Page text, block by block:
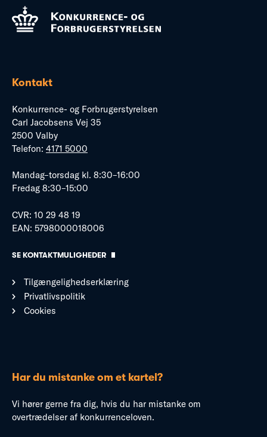
Kontakt
Konkurrence- og Forbrugerstyrelsen
Carl Jacobsens Vej 35
2500 Valby
Telefon: 4171 5000
Mandag–torsdag kl. 8:30–16:00
Fredag 8:30–15:00
CVR: 10 29 48 19
EAN: 5798000018006
SE KONTAKTMULIGHEDER
Tilgængelighedserklæring
Privatlivspolitik
Cookies
Har du mistanke om et kartel?
Vi hører gerne fra dig, hvis du har mistanke om
overtrædelser af konkurrenceloven.